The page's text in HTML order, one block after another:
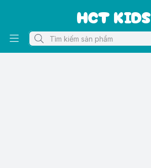
HCT KIDS